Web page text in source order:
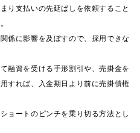
り支払いの先延ばしを依頼すること
係に影響を及ぼすので、採用できな
融資を受ける手形割引や、売掛金を
すれば、入金期日より前に売掛債権
ョートのピンチを乗り切る方法とし